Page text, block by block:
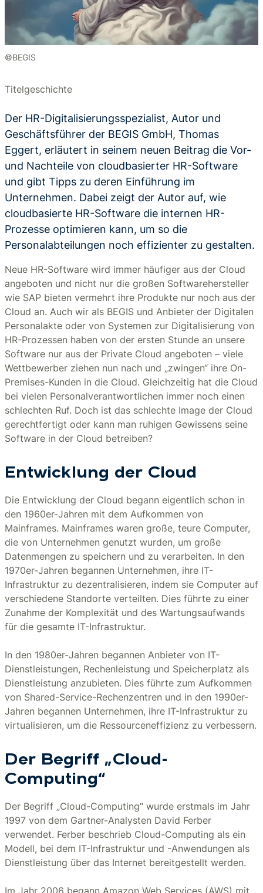
©BEGIS
Titelgeschichte
Der HR-Digitalisierungsspezialist, Autor und
Geschäftsführer der BEGIS GmbH, Thomas
Eggert, erläutert in seinem neuen Beitrag die Vor-
und Nachteile von cloudbasierter HR-Software
und gibt Tipps zu deren Einführung im
Unternehmen. Dabei zeigt der Autor auf, wie
cloudbasierte HR-Software die internen HR-
Prozesse optimieren kann, um so die
Personalabteilungen noch effizienter zu gestalten.
Neue HR-Software wird immer häufiger aus der Cloud
angeboten und nicht nur die großen Softwarehersteller
wie SAP bieten vermehrt ihre Produkte nur noch aus der
Cloud an. Auch wir als BEGIS und Anbieter der Digitalen
Personalakte oder von Systemen zur Digitalisierung von
HR-Prozessen haben von der ersten Stunde an unsere
Software nur aus der Private Cloud angeboten – viele
Wettbewerber ziehen nun nach und „zwingen“ ihre On-
Premises-Kunden in die Cloud. Gleichzeitig hat die Cloud
bei vielen Personalverantwortlichen immer noch einen
schlechten Ruf. Doch ist das schlechte Image der Cloud
gerechtfertigt oder kann man ruhigen Gewissens seine
Software in der Cloud betreiben?
Entwicklung der Cloud
Die Entwicklung der Cloud begann eigentlich schon in
den 1960er-Jahren mit dem Aufkommen von
Mainframes. Mainframes waren große, teure Computer,
die von Unternehmen genutzt wurden, um große
Datenmengen zu speichern und zu verarbeiten. In den
1970er-Jahren begannen Unternehmen, ihre IT-
Infrastruktur zu dezentralisieren, indem sie Computer auf
verschiedene Standorte verteilten. Dies führte zu einer
Zunahme der Komplexität und des Wartungsaufwands
für die gesamte IT-Infrastruktur.
In den 1980er-Jahren begannen Anbieter von IT-
Dienstleistungen, Rechenleistung und Speicherplatz als
Dienstleistung anzubieten. Dies führte zum Aufkommen
von Shared-Service-Rechenzentren und in den 1990er-
Jahren begannen Unternehmen, ihre IT-Infrastruktur zu
virtualisieren, um die Ressourceneffizienz zu verbessern.
Der Begriff „Cloud-
Computing“
Der Begriff „Cloud-Computing“ wurde erstmals im Jahr
1997 von dem Gartner-Analysten David Ferber
verwendet. Ferber beschrieb Cloud-Computing als ein
Modell, bei dem IT-Infrastruktur und -Anwendungen als
Dienstleistung über das Internet bereitgestellt werden.
Im Jahr 2006 begann Amazon Web Services (AWS) mit